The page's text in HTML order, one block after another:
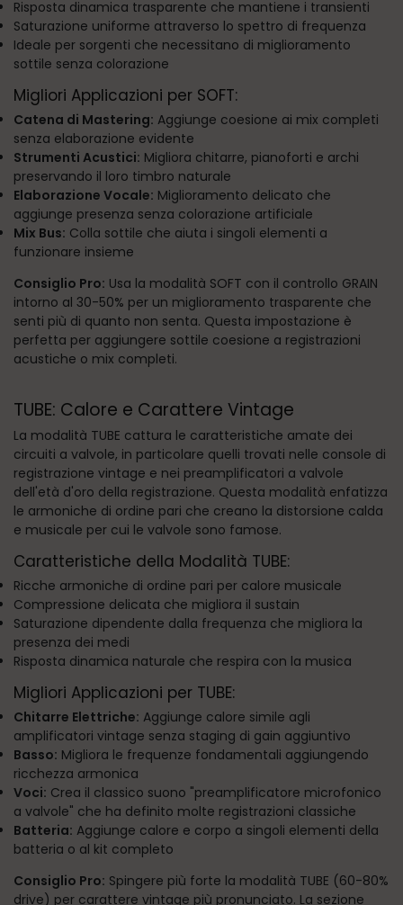
Risposta dinamica trasparente che mantiene i transienti
Saturazione uniforme attraverso lo spettro di frequenza
Ideale per sorgenti che necessitano di miglioramento
sottile senza colorazione
Migliori Applicazioni per SOFT:
Catena di Mastering: Aggiunge coesione ai mix completi
senza elaborazione evidente
Strumenti Acustici: Migliora chitarre, pianoforti e archi
preservando il loro timbro naturale
Elaborazione Vocale: Miglioramento delicato che
aggiunge presenza senza colorazione artificiale
Mix Bus: Colla sottile che aiuta i singoli elementi a
funzionare insieme
Consiglio Pro: Usa la modalità SOFT con il controllo GRAIN
intorno al 30-50% per un miglioramento trasparente che
senti più di quanto non senta. Questa impostazione è
perfetta per aggiungere sottile coesione a registrazioni
acustiche o mix completi.
TUBE: Calore e Carattere Vintage
La modalità TUBE cattura le caratteristiche amate dei
circuiti a valvole, in particolare quelli trovati nelle console di
registrazione vintage e nei preamplificatori a valvole
dell'età d'oro della registrazione. Questa modalità enfatizza
le armoniche di ordine pari che creano la distorsione calda
e musicale per cui le valvole sono famose.
Caratteristiche della Modalità TUBE:
Ricche armoniche di ordine pari per calore musicale
Compressione delicata che migliora il sustain
Saturazione dipendente dalla frequenza che migliora la
presenza dei medi
Risposta dinamica naturale che respira con la musica
Migliori Applicazioni per TUBE:
Chitarre Elettriche: Aggiunge calore simile agli
amplificatori vintage senza staging di gain aggiuntivo
Basso: Migliora le frequenze fondamentali aggiungendo
ricchezza armonica
Voci: Crea il classico suono "preamplificatore microfonico
a valvole" che ha definito molte registrazioni classiche
Batteria: Aggiunge calore e corpo a singoli elementi della
batteria o al kit completo
Consiglio Pro: Spingere più forte la modalità TUBE (60-80%
drive) per carattere vintage più pronunciato. La sezione